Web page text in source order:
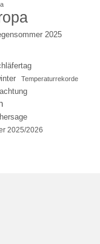
2025
Temperaturrekorde
2025/2026